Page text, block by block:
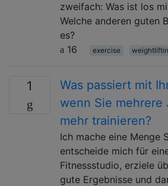
zweifach: Was ist los
Welche anderen guten
es?
16
exercise
1
Was passiert mit
wenn Sie mehrere
mehr trainieren?
Ich mache eine Menge
entscheide mich für
Fitnessstudio, erziele
gute Ergebnisse und